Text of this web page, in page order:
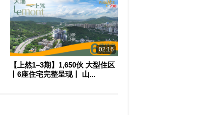
02:16
【上然1–3期】1,650伙 大型住区
丨6座住宅完整呈现丨 山...